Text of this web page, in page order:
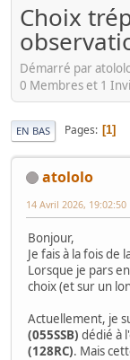
Choix
Démarré par
0 Membres et 1
EN BAS Pages 1
atololo
14 Avril 2026, 19:02:50
Bonjour,
Je fais à la fois
Lorsque je pars
choix (et sur un
Actuellement, je
(055SSB) dédié à
(128RC). Mais